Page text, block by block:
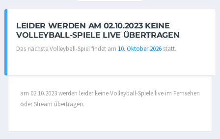
LEIDER WERDEN AM 02.10.2023 KEINE
VOLLEYBALL-SPIELE LIVE ÜBERTRAGEN
Das nächste Volleyball-Spiel findet am 10. Oktober 2026 statt.
am 02.10.2023 werden leider keine Volleyball-Spiele live im Fernsehen
oder Stream übertragen.